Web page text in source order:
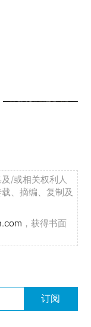
/或相关权利人
、摘编、复制及
，获得书面
订阅